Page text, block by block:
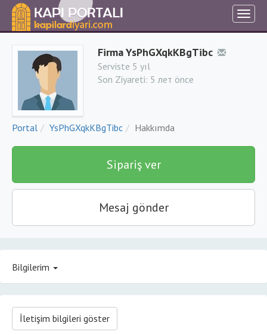
Firma YsPhGXqkKBgTibc
Serviste 5 yıl
Son Ziyareti: 5 лет önce
Portal YsPhGXqkKBgTibc Hakkımda
Sipariş ver
Mesaj gönder
Bilgilerim
İletişim bilgileri göster